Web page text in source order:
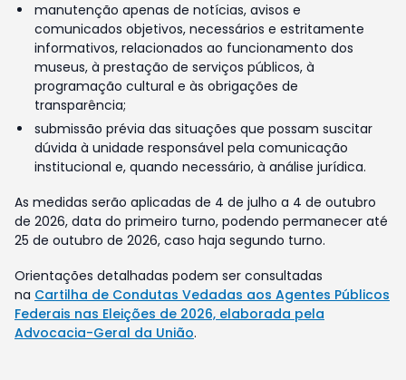
manutenção apenas de notícias, avisos e
comunicados objetivos, necessários e estritamente
informativos, relacionados ao funcionamento dos
museus, à prestação de serviços públicos, à
programação cultural e às obrigações de
transparência;
submissão prévia das situações que possam suscitar
dúvida à unidade responsável pela comunicação
institucional e, quando necessário, à análise jurídica.
As medidas serão aplicadas de 4 de julho a 4 de outubro
de 2026, data do primeiro turno, podendo permanecer até
25 de outubro de 2026, caso haja segundo turno.
Orientações detalhadas podem ser consultadas
na Cartilha de Condutas Vedadas aos Agentes Públicos
Federais nas Eleições de 2026, elaborada pela
Advocacia-Geral da União.